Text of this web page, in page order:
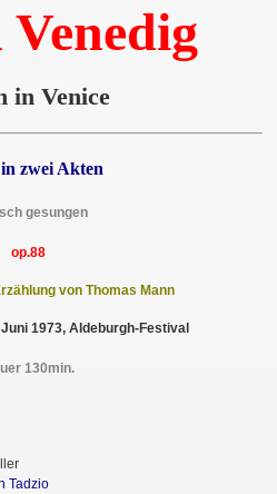
in Venice
zwei Akten
gesungen
op.88
von Thomas Mann
1973, Aldeburgh-Festival
130min.
Tadzio